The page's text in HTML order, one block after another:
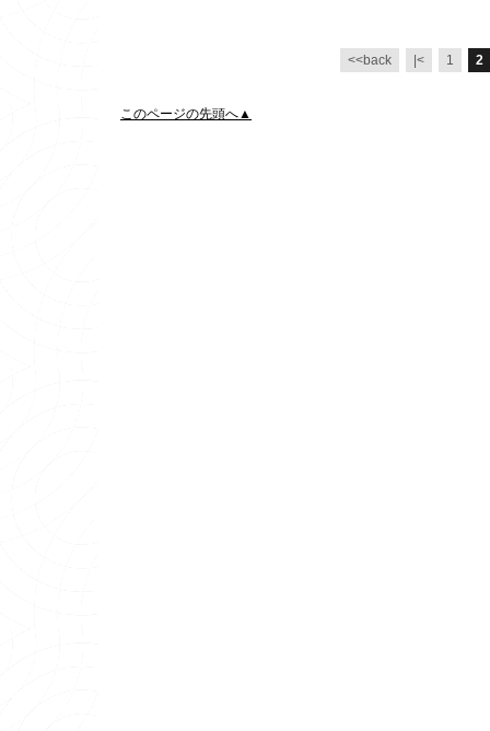
<<back |< 1 2
このページの先頭へ▲